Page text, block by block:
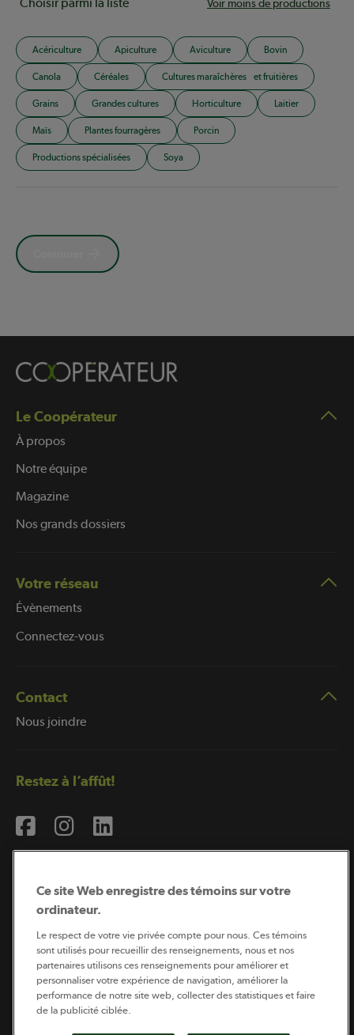
Voir moins de productions
Acériculture Apiculture Aviculture Bovin
Canola Céréales Cultures maraîchères et fruitières
Grains Grandes cultures Horticulture Laitier
Maïs Plantes fourragères Porcin
Productions spécialisées Soya
Le Coopérateur
À propos
Notre équipe
Magazine
Nos grands dossiers
Votre réseau
Évènements
Connectez-vous
Contact
Nous joindre
Restez à l’affût!
Coopérateur est publié par Sollio Groupe Coopératif.
Il est l’outil d’information de la coopération agricole
québécoise.
Ce site Web enregistre des témoins sur votre
ordinateur.
Le respect de votre vie privée compte pour nous. Ces témoins
sont utilisés pour recueillir des renseignements, nous et nos
partenaires utilisons ces renseignements pour améliorer et
personnaliser votre expérience de navigation, améliorer la
performance de notre site web, collecter des statistiques et faire
de la publicité ciblée.